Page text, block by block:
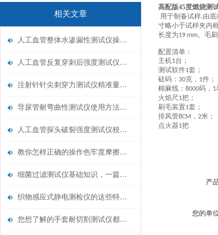
相关文章
人工血管整体水渗漏性测试仪操作中最容易出错的步骤
人工血管反复穿刺后强度测试仪是什么？透析患者的“生命管“质量靠它把关！
注射针针尖刺穿力测试仪精准量化针尖锋利度，构筑临床安全防线
导尿管耐弯曲性测试仪使用方法与操作规范
人工血管探头破裂强度测试仪校准规范：精准赋能医疗安全的技术基准
教你怎样正确的操作色牢度摩擦测试机
细菌过滤测试仪基础知识，一篇搞定
织物感应式静电测检仪的这些特点很少有人都知道
您想了解的手套耐切割测试仪都在这里了
高配版45度燃烧测
用于制备试样,由
寸略小于试样夹内
长度为19 mm。毛
配置清单：
主机1台；
测试软件1套；
砝码： 30克， 1件；
棉麻线： 8000码， 1
火焰尺 1把；
刷毛装置1套；
排风管8CM ， 2米；
点火器1把
产
您的单